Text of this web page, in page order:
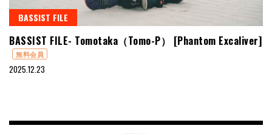
BASSIST FILE
BASSIST FILE- Tomotaka（Tomo-P） [Phantom Excaliver]
無料会員
2025.12.23